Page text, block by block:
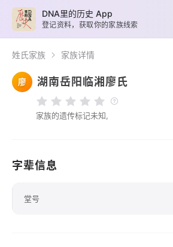
姓氏家族 家族详情
廖 湖南岳阳临湘廖氏
家族的遗传标记未知,
字辈信息
堂号
DNA里的历史 App
登记资料，获取你的家族线索